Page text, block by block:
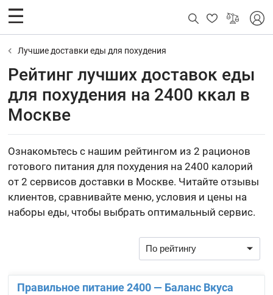
Лучшие доставки еды для похудения
Рейтинг лучших доставок еды
для похудения на 2400 ккал в
Москве
Ознакомьтесь с нашим рейтингом из 2 рационов
готового питания для похудения на 2400 калорий
от 2 сервисов доставки в Москве. Читайте отзывы
клиентов, сравнивайте меню, условия и цены на
наборы еды, чтобы выбрать оптимальный сервис.
Правильное питание 2400 — Баланс Вкуса